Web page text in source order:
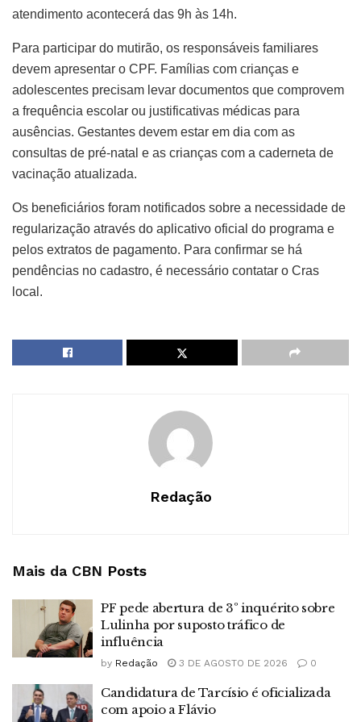
atendimento acontecerá das 9h às 14h.
Para participar do mutirão, os responsáveis familiares
devem apresentar o CPF. Famílias com crianças e
adolescentes precisam levar documentos que comprovem
a frequência escolar ou justificativas médicas para
ausências. Gestantes devem estar em dia com as
consultas de pré-natal e as crianças com a caderneta de
vacinação atualizada.
Os beneficiários foram notificados sobre a necessidade de
regularização através do aplicativo oficial do programa e
pelos extratos de pagamento. Para confirmar se há
pendências no cadastro, é necessário contatar o Cras
local.
Redação
Mais da CBN Posts
PF pede abertura de 3º inquérito sobre
Lulinha por suposto tráfico de
influência
by Redação 3 DE AGOSTO DE 2026 0
Candidatura de Tarcísio é oficializada
com apoio a Flávio